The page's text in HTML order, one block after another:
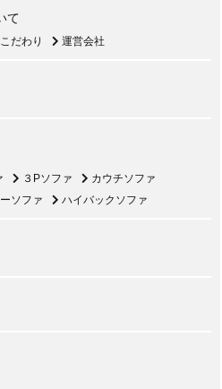
て
だわり 運営会社
３Pソファ
カウチソファ
ソファ ハイバックソファ